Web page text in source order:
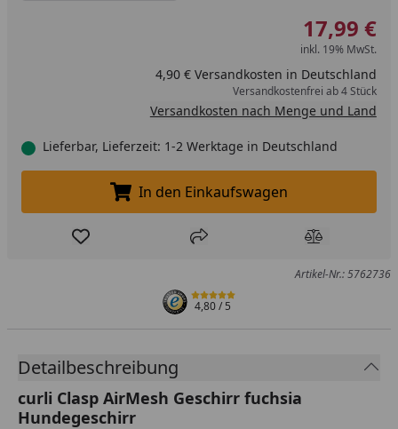
17,99 €
inkl. 19% MwSt.
4,90 € Versandkosten in Deutschland
Versandkostenfrei ab 4 Stück
Versandkosten nach Menge und Land
Lieferbar, Lieferzeit: 1-2 Werktage in Deutschland
In den Einkaufswagen legen
In den Einkaufswagen
Produkt zur Wunschliste hinzufügen
Teilen Produkt
Artikel-Nr.: 5762736
4,80/ 5
Detailbeschreibung
curli Clasp AirMesh Geschirr fuchsia
Hundegeschirr